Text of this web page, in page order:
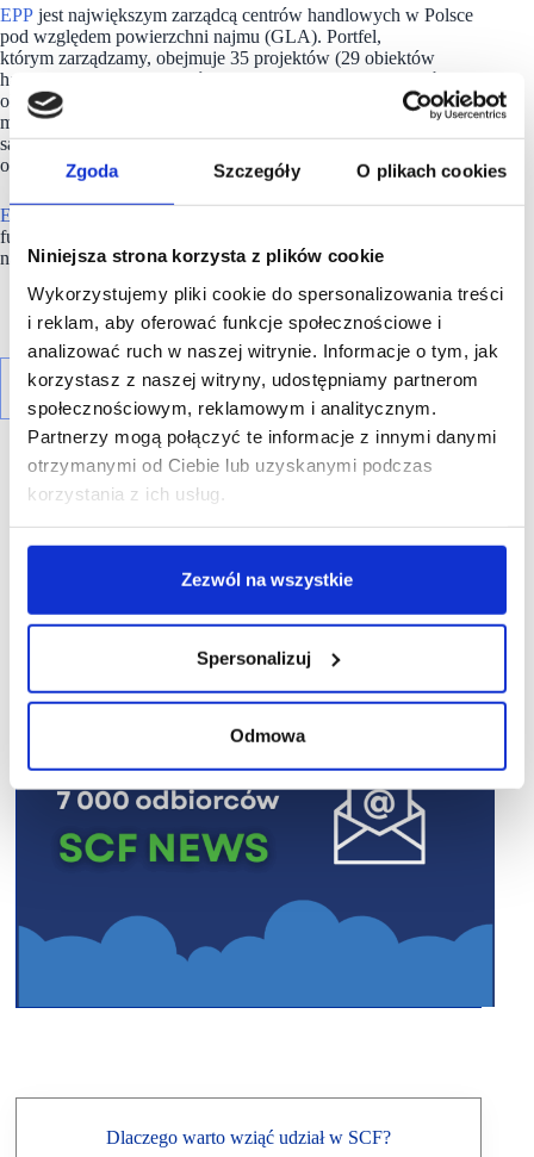
Zgoda Szczegóły O plikach cookies
Niniejsza strona korzysta z plików cookie
Wykorzystujemy pliki cookie do spersonalizowania treści
i reklam, aby oferować funkcje społecznościowe i
analizować ruch w naszej witrynie. Informacje o tym, jak
korzystasz z naszej witryny, udostępniamy partnerom
społecznościowym, reklamowym i analitycznym.
Partnerzy mogą połączyć te informacje z innymi danymi
otrzymanymi od Ciebie lub uzyskanymi podczas
korzystania z ich usług.
Zezwól na wszystkie
Spersonalizuj
Odmowa
EPP jest największym zarządcą centrów handlowych w Polsce
pod względem powierzchni najmu (GLA). Portfel,
którym zarządzamy, obejmuje 35 projektów (29 obiektów
handlowych i 6 kompleksów biurowych) o łącznej wartości
około 2,8 mld euro i powierzchni najmu wynoszącej ponad
milion metrów kwadratowych. Nieruchomości
są zlokalizowane w najbardziej atrakcyjnych polskich miastach
o największym popycie konsumenckim i potencjale wzrostu.
EPP
funduszu inwestującego w nieruchomości (REIT) notowanego
na giełdzie w Johannesburgu (JSE).
Dlaczego warto wziąć udział w SCF?